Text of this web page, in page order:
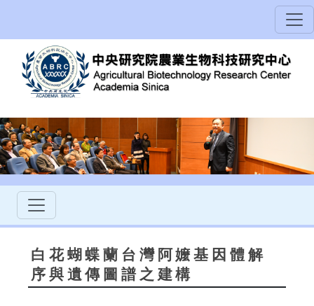
白花蝴蝶蘭台灣阿嬤基因體解
序與遺傳圖譜之建構